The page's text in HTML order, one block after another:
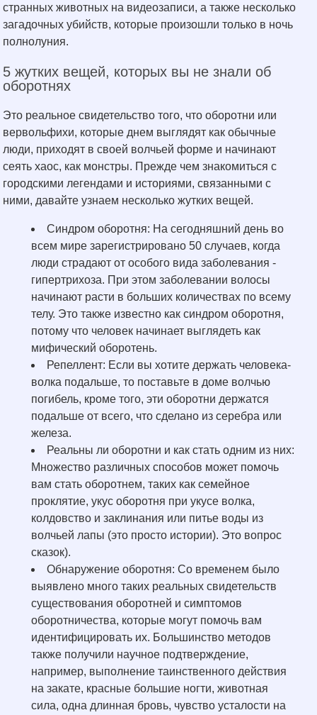
странных животных на видеозаписи, а также несколько
загадочных убийств, которые произошли только в ночь
полнолуния.
5 жутких вещей, которых вы не знали об
оборотнях
Это реальное свидетельство того, что оборотни или
вервольфихи, которые днем выглядят как обычные
люди, приходят в своей волчьей форме и начинают
сеять хаос, как монстры. Прежде чем знакомиться с
городскими легендами и историями, связанными с
ними, давайте узнаем несколько жутких вещей.
Синдром оборотня: На сегодняшний день во
всем мире зарегистрировано 50 случаев, когда
люди страдают от особого вида заболевания -
гипертрихоза. При этом заболевании волосы
начинают расти в больших количествах по всему
телу. Это также известно как синдром оборотня,
потому что человек начинает выглядеть как
мифический оборотень.
Репеллент: Если вы хотите держать человека-
волка подальше, то поставьте в доме волчью
погибель, кроме того, эти оборотни держатся
подальше от всего, что сделано из серебра или
железа.
Реальны ли оборотни и как стать одним из них:
Множество различных способов может помочь
вам стать оборотнем, таких как семейное
проклятие, укус оборотня при укусе волка,
колдовство и заклинания или питье воды из
волчьей лапы (это просто истории). Это вопрос
сказок).
Обнаружение оборотня: Со временем было
выявлено много таких реальных свидетельств
существования оборотней и симптомов
оборотничества, которые могут помочь вам
идентифицировать их. Большинство методов
также получили научное подтверждение,
например, выполнение таинственного действия
на закате, красные большие ногти, животная
сила, одна длинная бровь, чувство усталости на